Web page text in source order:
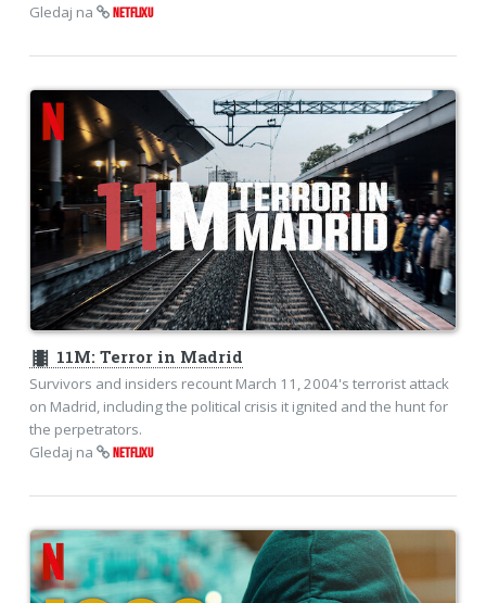
Gledaj na
NETFLIXU
theaters 11M: Terror in Madrid
Survivors and insiders recount March 11, 2004's terrorist attack
on Madrid, including the political crisis it ignited and the hunt for
the perpetrators.
Gledaj na
NETFLIXU